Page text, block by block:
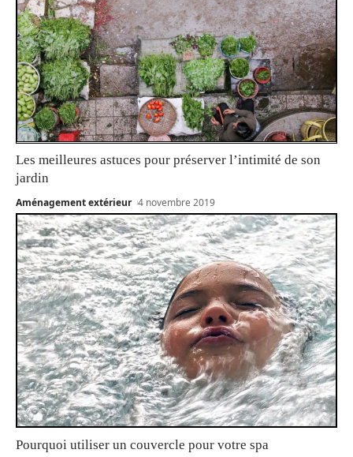
Les meilleures astuces pour préserver l’intimité de son
jardin
Aménagement extérieur 4 novembre 2019
Pourquoi utiliser un couvercle pour votre spa